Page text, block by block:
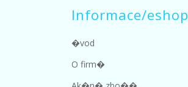
Informace/eshop
�vod
O firm�